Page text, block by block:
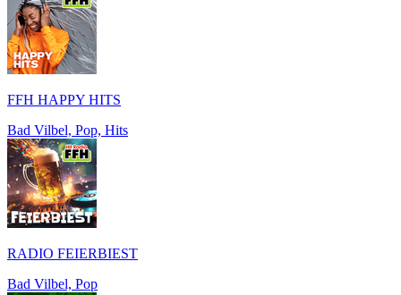
FFH HAPPY HITS
Bad Vilbel, Pop, Hits
RADIO FEIERBIEST
Bad Vilbel, Pop